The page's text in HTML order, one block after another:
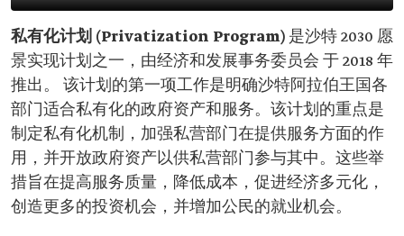
私有化计划 (Privatization Program) 是沙特 2030 愿
景实现计划之一，由经济和发展事务委员会 于 2018 年
推出。 该计划的第一项工作是明确沙特阿拉伯王国各
部门适合私有化的政府资产和服务。该计划的重点是
制定私有化机制，加强私营部门在提供服务方面的作
用，并开放政府资产以供私营部门参与其中。这些举
措旨在提高服务质量，降低成本，促进经济多元化，
创造更多的投资机会，并增加公民的就业机会。